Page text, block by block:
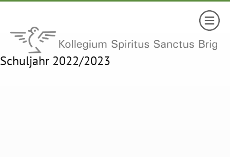
Schuljahr 2022/2023